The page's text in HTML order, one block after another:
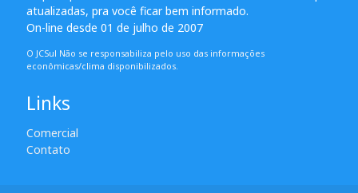
atualizadas, pra você ficar bem informado.
On-line desde 01 de julho de 2007
O JCSul Não se responsabiliza pelo uso das informações
econômicas/clima disponibilizados.
Links
Comercial
Contato